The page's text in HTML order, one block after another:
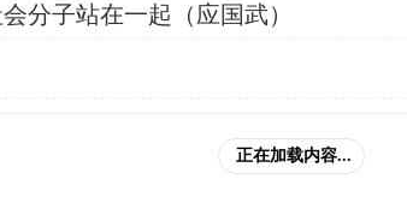
分子站在一起（应国武）
正在加载内容...